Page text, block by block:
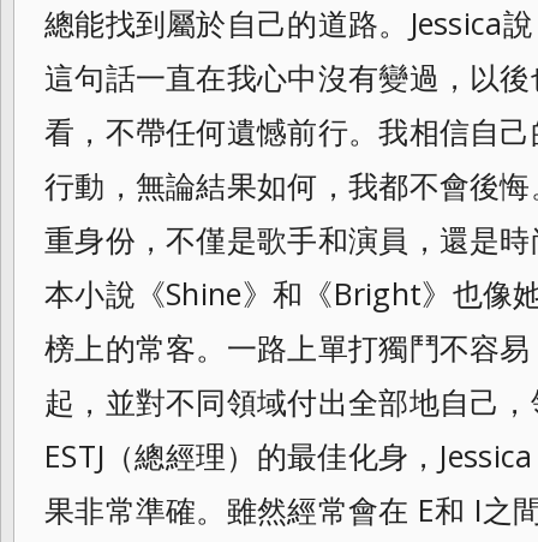
總能找到屬於自己的道路。Jessica
這句話一直在我心中沒有變過，以
看，不帶任何遺憾前行。我相信自
行動，無論結果如何，我都不會後
重身份，不僅是歌手和演員，還是
本小說《Shine》和《Bright》 也像
榜上的常客。一路上單打獨鬥不容
起，並對不同領域付出全部地自己，
ESTJ（總經理）的最佳化身，
果非常準確。雖然經常會在 E和 I之